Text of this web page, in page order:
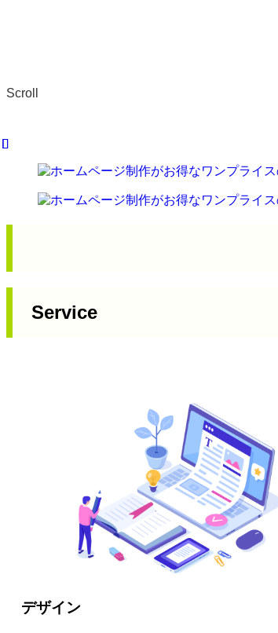
Scroll
Service
デザイン